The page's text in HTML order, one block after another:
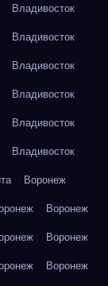
Владивосток
Владивосток
Владивосток
Владивосток
Владивосток
Владивосток
Воронеж
Воронеж
Воронеж
Воронеж